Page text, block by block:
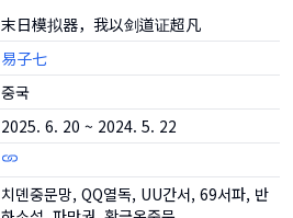
末日模拟器，我以剑道证超凡
易子七
중국
2025. 6. 20 ~ 2024. 5. 22
치뎬중문망, QQ열독, UU간서, 69서파, 반